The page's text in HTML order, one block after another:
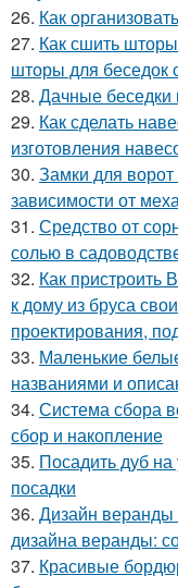
26. Как
27. Как сшить
шторы для беседок
28. Дачные беседки
29. Как сделать
изготовления
30. Замки для
зависимости от
31. Средство от
солью в
32. Как пристроить
к дому из бруса
проектирования,
33. Маленькие
названиями и
34. Система сбора
сбор и накопление
35. Посадить дуб
посадки
36. Дизайн веранды
дизайна веранды:
37. Красивые